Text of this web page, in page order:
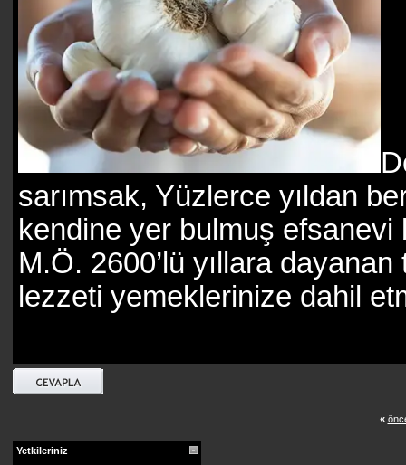
sarımsak, Yüzlerce yıldan
kendine yer bulmuş
M.Ö. 2600’lü yıllara
lezzeti yemeklerinize dahil
«
Yetkileriniz